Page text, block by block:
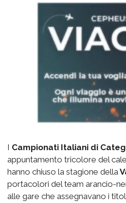
I Campionati Italiani di
appuntamento tricolore del
hanno chiuso la stagione della
portacolori del team arancio-
alle gare che assegnavano i